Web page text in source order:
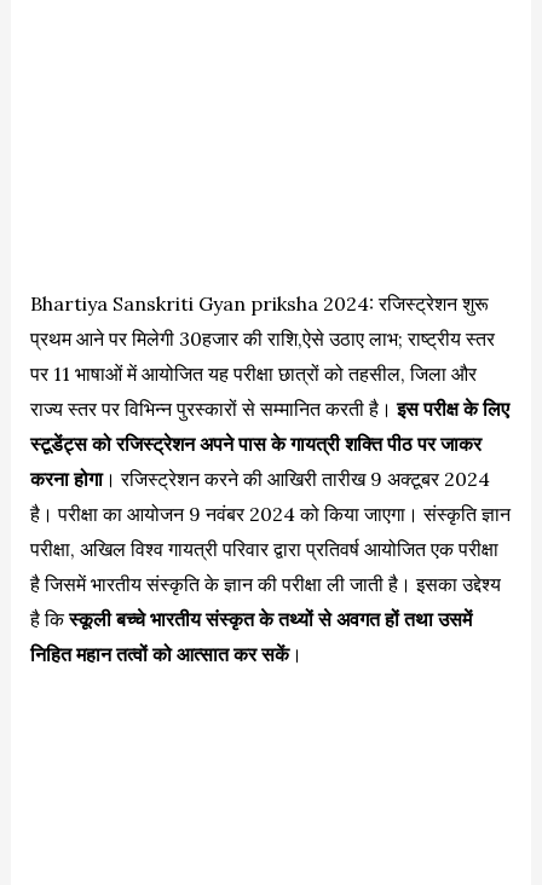
Bhartiya Sanskriti Gyan priksha 2024: रजिस्ट्रेशन शुरू
प्रथम आने पर मिलेगी 30हजार की राशि,ऐसे उठाए लाभ; राष्ट्रीय स्तर
पर 11 भाषाओं में आयोजित यह परीक्षा छात्रों को तहसील, जिला और
राज्य स्तर पर विभिन्न पुरस्कारों से सम्मानित करती है।इस परीक्ष के लिए
स्टूडेंट्स को रजिस्ट्रेशन अपने पास के गायत्री शक्ति पीठ पर जाकर
करना होगा। रजिस्ट्रेशन करने की आखिरी तारीख 9 अक्टूबर 2024
है। परीक्षा का आयोजन 9 नवंबर 2024 को किया जाएगा। संस्कृति ज्ञान
परीक्षा, अखिल विश्व गायत्री परिवार द्वारा प्रतिवर्ष आयोजित एक परीक्षा
है जिसमें भारतीय संस्कृति के ज्ञान की परीक्षा ली जाती है। इसका उद्देश्य
है किस्कूली बच्चे भारतीय संस्कृत के तथ्यों से अवगत हों तथा उसमें
निहित महान तत्वों को आत्सात कर सकें।